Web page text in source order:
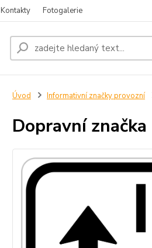
Kontakty Fotogalerie
Úvod Informativní značky provozní
Dopravní